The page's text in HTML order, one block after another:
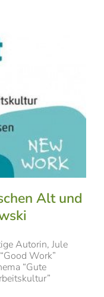
Alt und
Autorin, Jule
Work”
“Gute